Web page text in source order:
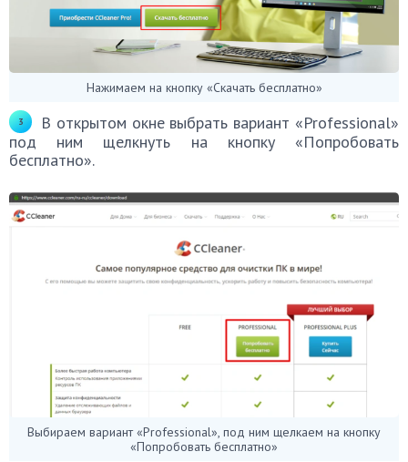
Нажимаем на кнопку «Скачать бесплатно»
В открытом окне выбрать вариант «Professional»
под ним щелкнуть на кнопку «Попробовать
бесплатно».
Выбираем вариант «Professional», под ним щелкаем на кнопку
«Попробовать бесплатно»